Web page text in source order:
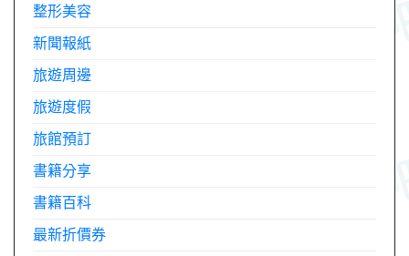
整形美容
新聞報紙
旅遊周邊
旅遊度假
旅館預訂
書籍分享
書籍百科
最新折價券